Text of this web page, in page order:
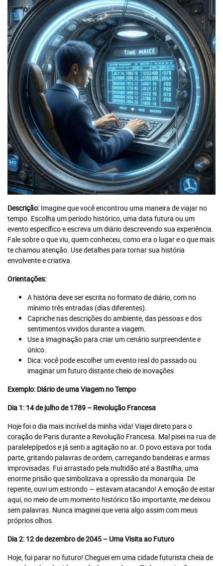
Descrição: Imagine que você encontrou uma maneira de viajar no
tempo. Escolha um período histórico, uma data futura ou um
evento específico e escreva um diário descrevendo sua experiência.
Fale sobre o que viu, quem conheceu, como era o lugar e o que mais
te chamou atenção. Use detalhes para tornar sua história
envolvente e criativa.
Orientações:
A história deve ser escrita no formato de diário, com no
mínimo três entradas (dias diferentes).
Capriche nas descrições do ambiente, das pessoas e dos
sentimentos vividos durante a viagem.
Use a imaginação para criar um cenário surpreendente e
único.
Dica: você pode escolher um evento real do passado ou
imaginar um futuro distante cheio de inovações.
Exemplo: Diário de uma Viagem no Tempo
Dia 1: 14 de julho de 1789 – Revolução Francesa
Hoje foi o dia mais incrível da minha vida! Viajei direto para o
coração de Paris durante a Revolução Francesa. Mal pisei na rua de
paralelepípedos e já senti a agitação no ar. O povo estava por toda
parte, gritando palavras de ordem, carregando bandeiras e armas
improvisadas. Fui arrastado pela multidão até a Bastilha, uma
enorme prisão que simbolizava a opressão da monarquia. De
repente, ouvi um estrondo — estavam atacando! A emoção de estar
aqui, no meio de um momento histórico tão importante, me deixou
sem palavras. Nunca imaginei que veria algo assim com meus
próprios olhos.
Dia 2: 12 de dezembro de 2045 – Uma Visita ao Futuro
Hoje, fui parar no futuro! Cheguei em uma cidade futurista cheia de